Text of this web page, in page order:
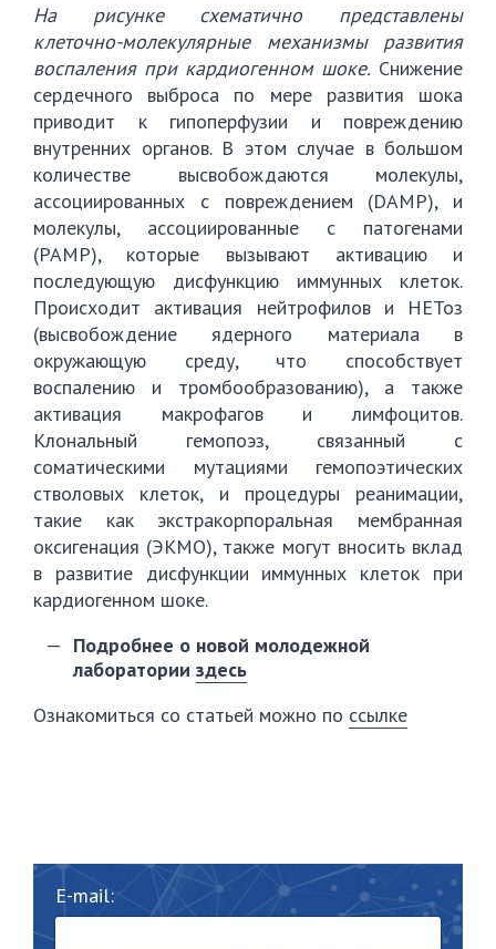
На рисунке схематично представлены
клеточно-молекулярные механизмы развития
воспаления при кардиогенном шоке. Снижение
сердечного выброса по мере развития шока
приводит к гипоперфузии и повреждению
внутренних органов. В этом случае в большом
количестве высвобождаются молекулы,
ассоциированных с повреждением (DAMP), и
молекулы, ассоциированные с патогенами
(PAMP), которые вызывают активацию и
последующую дисфункцию иммунных клеток.
Происходит активация нейтрофилов и НЕТоз
(высвобождение ядерного материала в
окружающую среду, что способствует
воспалению и тромбообразованию), а также
активация макрофагов и лимфоцитов.
Клональный гемопоэз, связанный с
соматическими мутациями гемопоэтических
стволовых клеток, и процедуры реанимации,
такие как экстракорпоральная мембранная
оксигенация (ЭКМО), также могут вносить вклад
в развитие дисфункции иммунных клеток при
кардиогенном шоке.
Подробнее о новой молодежной
лаборатории здесь
Ознакомиться со статьей можно по ссылке
E-mail: